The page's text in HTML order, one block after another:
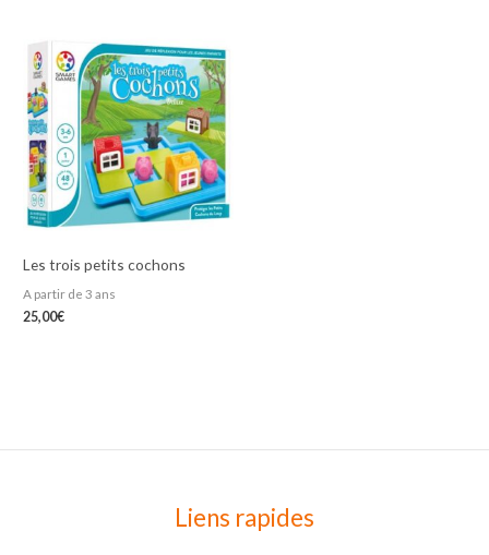
Les trois petits cochons
A partir de 3 ans
25,00€
Liens rapides